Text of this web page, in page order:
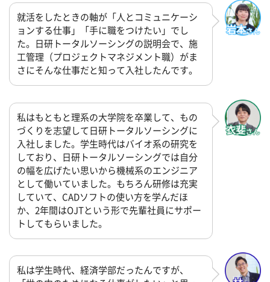
就活をしたときの軸が「人とコミュニケーシ
ョンする仕事」「手に職をつけたい」でし
た。日研トータルソーシングの説明会で、施
工管理（プロジェクトマネジメント職）がま
さにそんな仕事だと知って入社したんです。
私はもともと理系の大学院を卒業して、もの
づくりを志望して日研トータルソーシングに
入社しました。学生時代はバイオ系の研究を
しており、日研トータルソーシングでは自分
の幅を広げたい思いから機械系のエンジニア
として働いていました。もちろん研修は充実
していて、CADソフトの使い方を学んだほ
か、2年間はOJTという形で先輩社員にサポー
トしてもらいました。
私は学生時代、経済学部だったんですが、